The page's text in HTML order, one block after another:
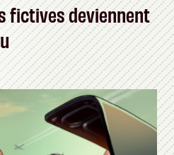
fictives deviennent